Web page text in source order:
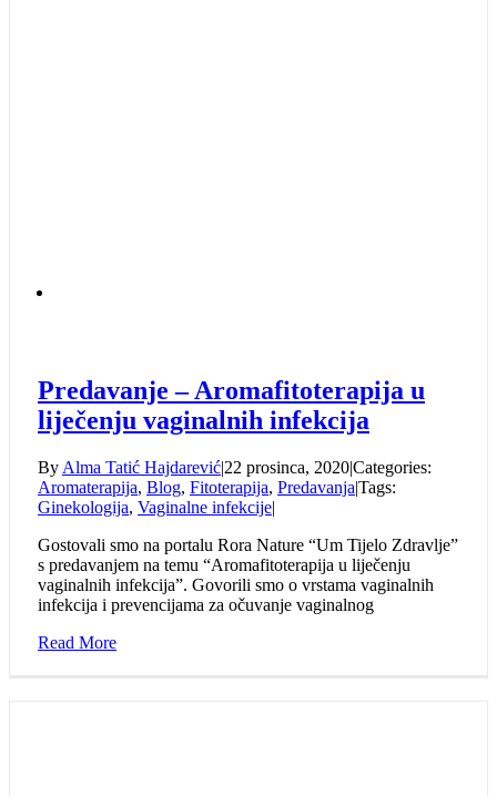
Predavanje – Aromafitoterapija u
liječenju vaginalnih infekcija
By Alma Tatić Hajdarević|22 prosinca, 2020|Categories:
Aromaterapija, Blog, Fitoterapija, Predavanja|Tags:
Ginekologija, Vaginalne infekcije|
Gostovali smo na portalu Rora Nature “Um Tijelo Zdravlje”
s predavanjem na temu “Aromafitoterapija u liječenju
vaginalnih infekcija”. Govorili smo o vrstama vaginalnih
infekcija i prevencijama za očuvanje vaginalnog
Read More